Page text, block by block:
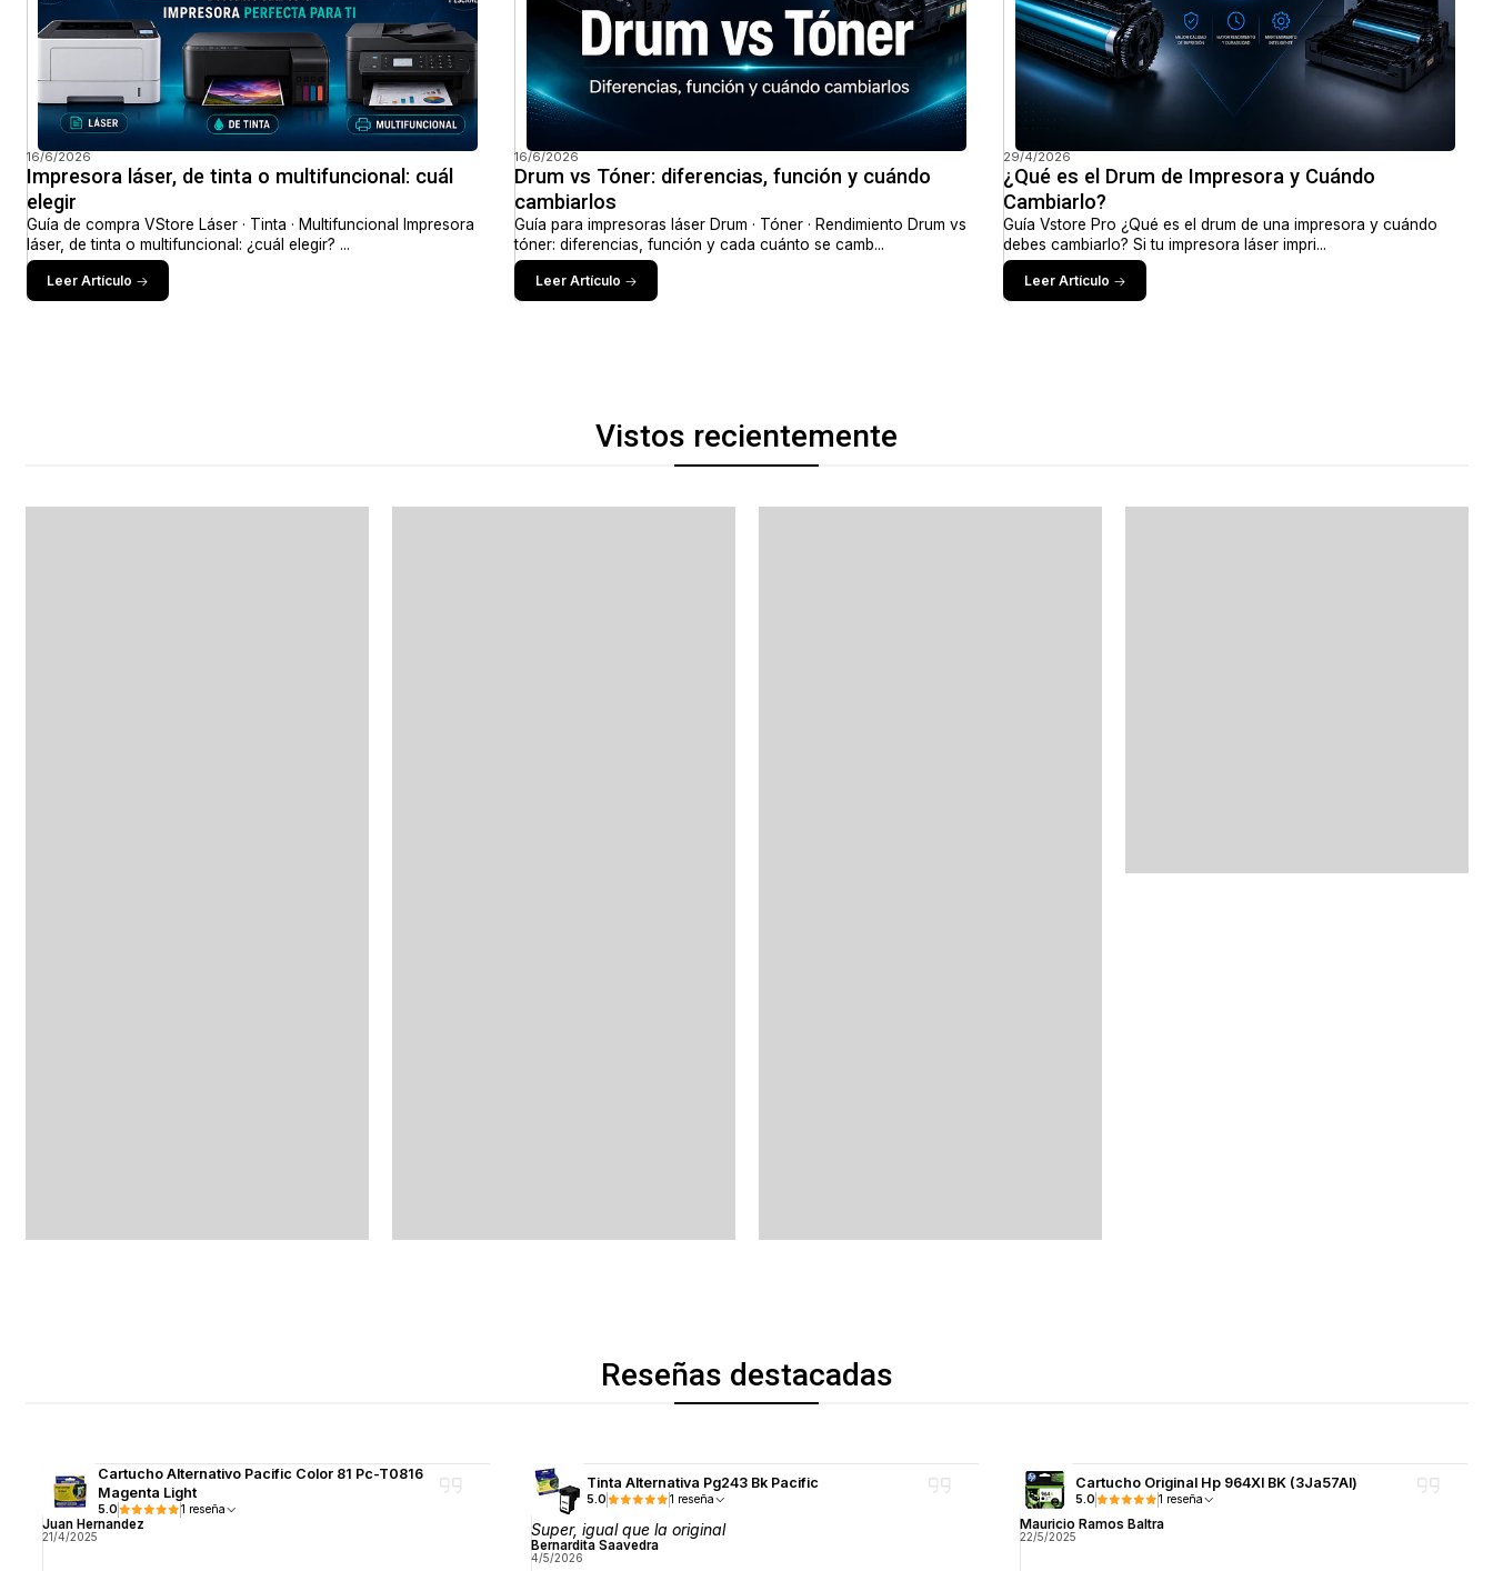
16/6/2026
Impresora láser, de tinta o multifuncional: cuál
elegir
Guía de compra VStore Láser · Tinta · Multifuncional Impresora
láser, de tinta o multifuncional: ¿cuál elegir? ...
Leer Artículo
16/6/2026
Drum vs Tóner: diferencias, función y cuándo
cambiarlos
Guía para impresoras láser Drum · Tóner · Rendimiento Drum vs
tóner: diferencias, función y cada cuánto se camb...
Leer Artículo
29/4/2026
¿Qué es el Drum de Impresora y Cuándo
Cambiarlo?
Guía Vstore Pro ¿Qué es el drum de una impresora y cuándo
debes cambiarlo? Si tu impresora láser impri...
Leer Artículo
Vistos recientemente
Reseñas destacadas
Cartucho Alternativo Pacific Color 81 Pc-T0816
Magenta Light
5.0 1 reseña
Juan Hernandez
21/4/2025
Tinta Alternativa Pg243 Bk Pacific
5.0 1 reseña
Super, igual que la original
Bernardita Saavedra
4/5/2026
Cartucho Original Hp 964Xl BK (3Ja57Al)
5.0 1 reseña
Mauricio Ramos Baltra
22/5/2025